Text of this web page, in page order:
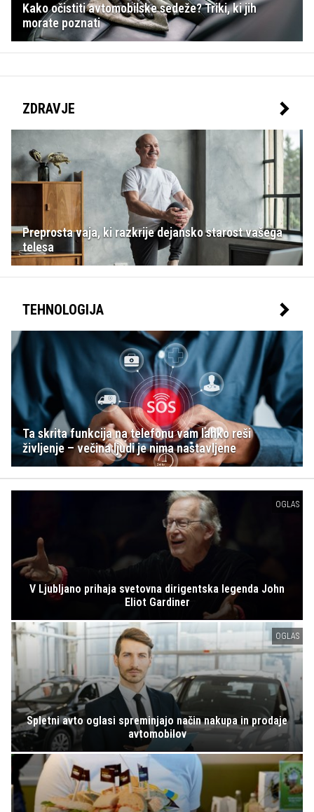
Kako očistiti avtomobilske sedeže? Triki, ki jih
morate poznati
ZDRAVJE
Preprosta vaja, ki razkrije dejansko starost vašega
telesa
TEHNOLOGIJA
Ta skrita funkcija na telefonu vam lahko reši
življenje – večina ljudi je nima nastavljene
OGLAS
V Ljubljano prihaja svetovna dirigentska legenda John
Eliot Gardiner
OGLAS
Spletni avto oglasi spreminjajo način nakupa in prodaje
avtomobilov